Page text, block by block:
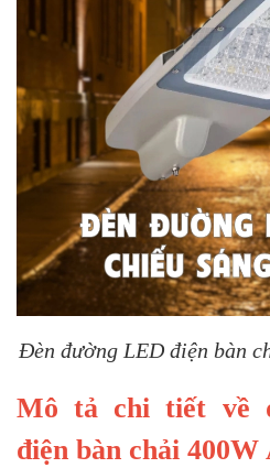
Đèn đường LED điện bàn
Mô tả chi tiết về
điện bàn chải 400W